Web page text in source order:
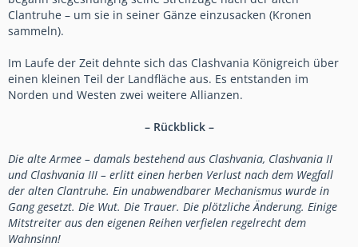
Clantruhe – um sie in seiner Gänze einzusacken (Kronen
sammeln).
Im Laufe der Zeit dehnte sich das Clashvania Königreich über
einen kleinen Teil der Landfläche aus. Es entstanden im
Norden und Westen zwei weitere Allianzen.
– Rückblick –
Die alte Armee – damals bestehend aus Clashvania, Clashvania II
und Clashvania III – erlitt einen herben Verlust nach dem Wegfall
der alten Clantruhe. Ein unabwendbarer Mechanismus wurde in
Gang gesetzt. Die Wut. Die Trauer. Die plötzliche Änderung. Einige
Mitstreiter aus den eigenen Reihen verfielen regelrecht dem
Wahnsinn!